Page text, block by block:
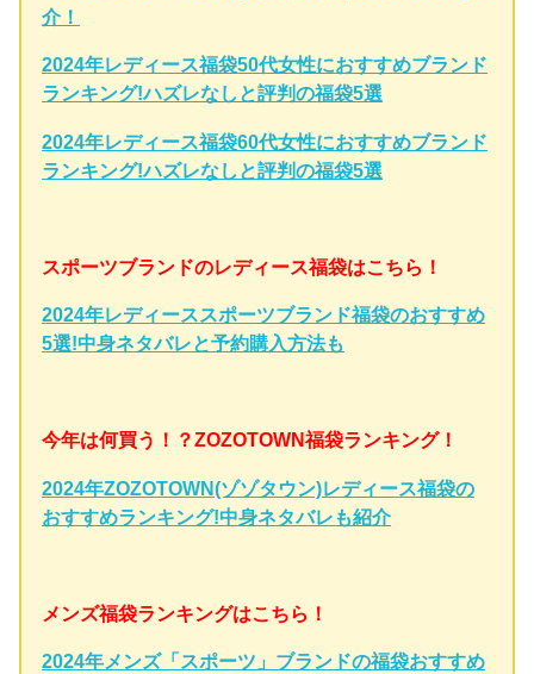
介！
2024年レディース福袋50代女性におすすめブランド
ランキング!ハズレなしと評判の福袋5選
2024年レディース福袋60代女性におすすめブランド
ランキング!ハズレなしと評判の福袋5選
スポーツブランドのレディース福袋はこちら！
2024年レディーススポーツブランド福袋のおすすめ
5選!中身ネタバレと予約購入方法も
今年は何買う！？ZOZOTOWN福袋ランキング！
2024年ZOZOTOWN(ゾゾタウン)レディース福袋の
おすすめランキング!中身ネタバレも紹介
メンズ福袋ランキングはこちら！
2024年メンズ「スポーツ」ブランドの福袋おすすめ